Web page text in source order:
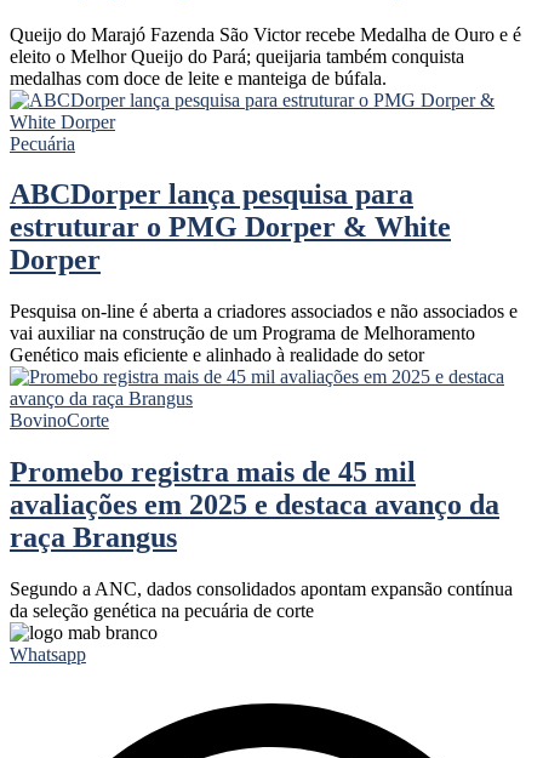
Queijo do Marajó Fazenda São Victor recebe Medalha de Ouro e é
eleito o Melhor Queijo do Pará; queijaria também conquista
medalhas com doce de leite e manteiga de búfala.
Pecuária
ABCDorper lança pesquisa para
estruturar o PMG Dorper & White
Dorper
Pesquisa on-line é aberta a criadores associados e não associados e
vai auxiliar na construção de um Programa de Melhoramento
Genético mais eficiente e alinhado à realidade do setor
BovinoCorte
Promebo registra mais de 45 mil
avaliações em 2025 e destaca avanço da
raça Brangus
Segundo a ANC, dados consolidados apontam expansão contínua
da seleção genética na pecuária de corte
Whatsapp